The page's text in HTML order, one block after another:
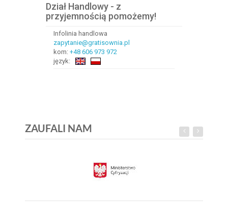
Dział Handlowy - z
przyjemnością pomożemy!
Infolinia handlowa
zapytanie@gratisownia.pl
kom: +48 606 973 972
język:
ZAUFALI NAM